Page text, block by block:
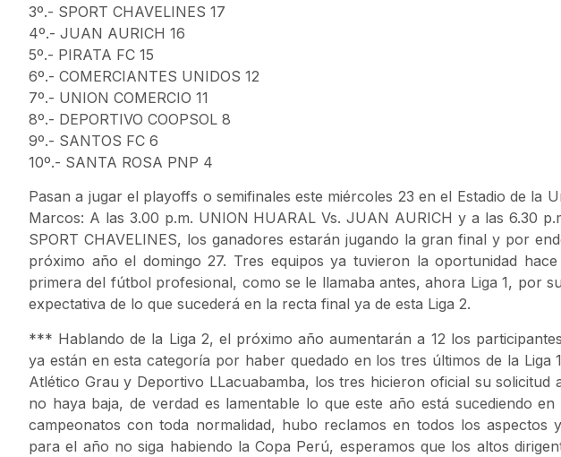
3º.- SPORT CHAVELINES 17
4º.- JUAN AURICH 16
5º.- PIRATA FC 15
6º.- COMERCIANTES UNIDOS 12
7º.- UNION COMERCIO 11
8º.- DEPORTIVO COOPSOL 8
9º.- SANTOS FC 6
10º.- SANTA ROSA PNP 4
Pasan a jugar el playoffs o semifinales este miércoles 23 en el Estadio de la
Marcos: A las 3.00 p.m. UNION HUARAL Vs. JUAN AURICH y a las 6.30
SPORT CHAVELINES, los ganadores estarán jugando la gran final y por
próximo año el domingo 27. Tres equipos ya tuvieron la oportunidad
primera del fútbol profesional, como se le llamaba antes, ahora Liga 1, por
expectativa de lo que sucederá en la recta final ya de esta Liga 2.
*** Hablando de la Liga 2, el próximo año aumentarán a 12 los
ya están en esta categoría por haber quedado en los tres últimos de la Liga
Atlético Grau y Deportivo LLacuabamba, los tres hicieron oficial su solicitud
no haya baja, de verdad es lamentable lo que este año está sucediendo
campeonatos con toda normalidad, hubo reclamos en todos los aspectos
para el año no siga habiendo la Copa Perú, esperamos que los altos